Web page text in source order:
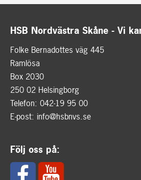
HSB Nordvästra Skåne - Vi
Folke Bernadottes väg 445
Ramlösa
Box 2030
250 02 Helsingborg
Telefon: 042-19 95 00
E-post: info@hsbnvs.se
Följ oss på: